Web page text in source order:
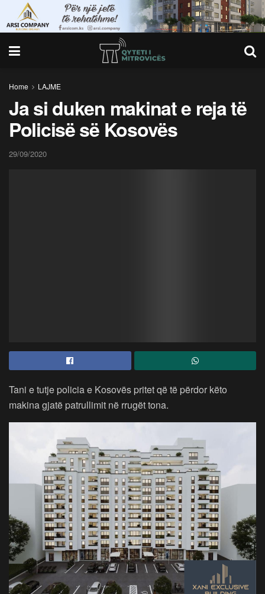
Home LAJME
Ja si duken makinat e reja të
Policisë së Kosovës
29/09/2020
Tani e tutje policia e Kosovës pritet që të përdor këto
makina gjatë patrullimit në rrugët tona.